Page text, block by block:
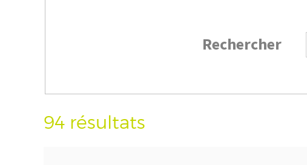
Rechercher
94 résultats